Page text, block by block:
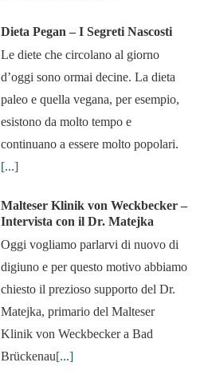
Dieta Pegan – I Segreti Nascosti
Le diete che circolano al giorno
d’oggi sono ormai decine. La dieta
paleo e quella vegana, per esempio,
esistono da molto tempo e
continuano a essere molto popolari.
[...]
Malteser Klinik von Weckbecker –
Intervista con il Dr. Matejka
Oggi vogliamo parlarvi di nuovo di
digiuno e per questo motivo abbiamo
chiesto il prezioso supporto del Dr.
Matejka, primario del Malteser
Klinik von Weckbecker a Bad
Brückenau[...]